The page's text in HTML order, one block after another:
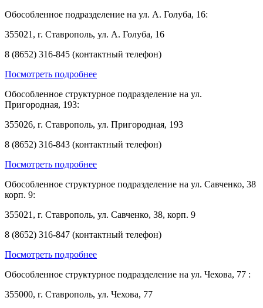
Обособленное подразделение на ул. А. Голуба, 16:
355021, г. Ставрополь, ул. А. Голуба, 16
8 (8652) 316-845 (контактный телефон)
Посмотреть подробнее
Обособленное структурное подразделение на ул.
Пригородная, 193:
355026, г. Ставрополь, ул. Пригородная, 193
8 (8652) 316-843 (контактный телефон)
Посмотреть подробнее
Обособленное структурное подразделение на ул. Савченко, 38
корп. 9:
355021, г. Ставрополь, ул. Савченко, 38, корп. 9
8 (8652) 316-847 (контактный телефон)
Посмотреть подробнее
Обособленное структурное подразделение на ул. Чехова, 77 :
355000, г. Ставрополь, ул. Чехова, 77